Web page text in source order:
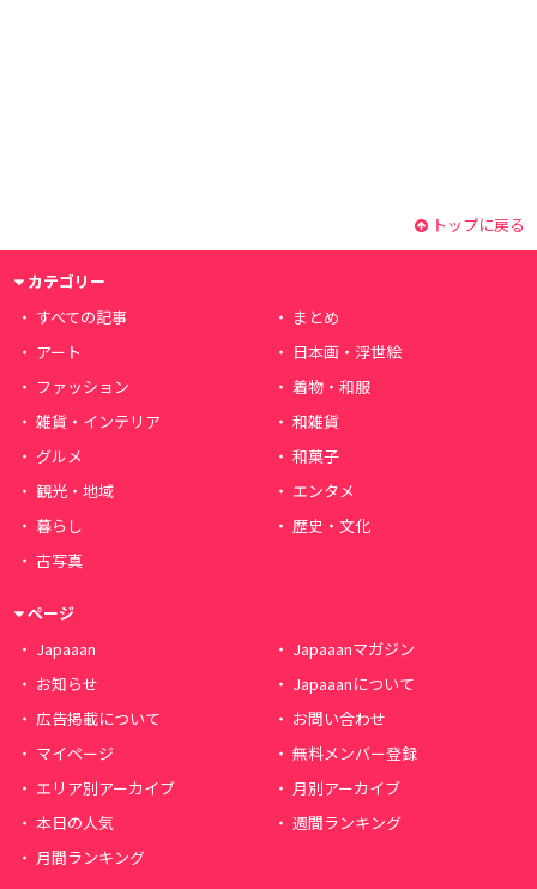
トップに戻る
カテゴリー
すべての記事
まとめ
アート
日本画・浮世絵
ファッション
着物・和服
雑貨・インテリア
和雑貨
グルメ
和菓子
観光・地域
エンタメ
暮らし
歴史・文化
古写真
ページ
Japaaan
Japaaanマガジン
お知らせ
Japaaanについて
広告掲載について
お問い合わせ
マイページ
無料メンバー登録
エリア別アーカイブ
月別アーカイブ
本日の人気
週間ランキング
月間ランキング